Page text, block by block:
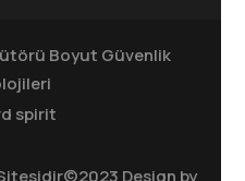
Design by
Boyut Güvenlik